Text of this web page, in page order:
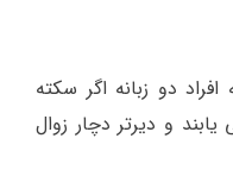
دو زبانه اگر سکته
و دیرتر دچار زوال